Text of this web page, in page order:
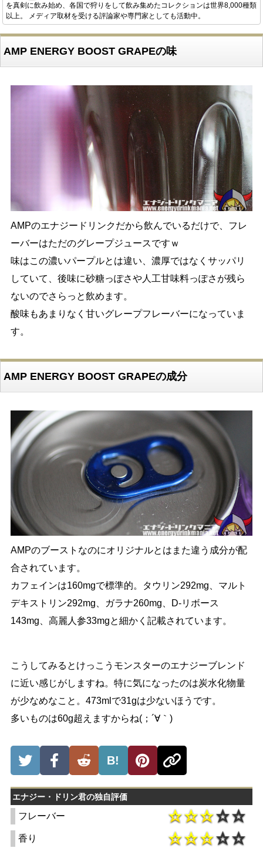
を真剣に飲み始め、各国で狩りをして飲み集めたコレクションは世界8,000種類
以上。 メディア取材を受ける評論家や専門家としても活動中。
AMP ENERGY BOOST GRAPEの味
AMPのエナジードリンクだから飲んでいるだけで、フレ
ーバーはただのグレープジュースですｗ
味はこの濃いパープルとは違い、濃厚ではなくサッパリ
していて、後味に砂糖っぽさや人工甘味料っぽさが残ら
ないのでさらっと飲めます。
酸味もあまりなく甘いグレープフレーバーになっていま
す。
AMP ENERGY BOOST GRAPEの成分
AMPのブーストなのにオリジナルとはまた違う成分が配
合されています。
カフェインは160mgで標準的。タウリン292mg、マルト
デキストリン292mg、ガラナ260mg、D-リボース
143mg、高麗人参33mgと細かく記載されています。
こうしてみるとけっこうモンスターのエナジーブレンド
に近い感じがしますね。特に気になったのは炭水化物量
が少なめなこと。473mlで31gは少ないほうです。
多いものは60g超えますからね(；´∀｀)
B!
エナジー・ドリン君の独自評価
フレーバー
香り